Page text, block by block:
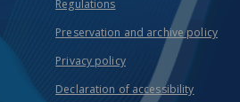
Regulations
Preservation and archive policy
Privacy policy
Declaration of accessibility